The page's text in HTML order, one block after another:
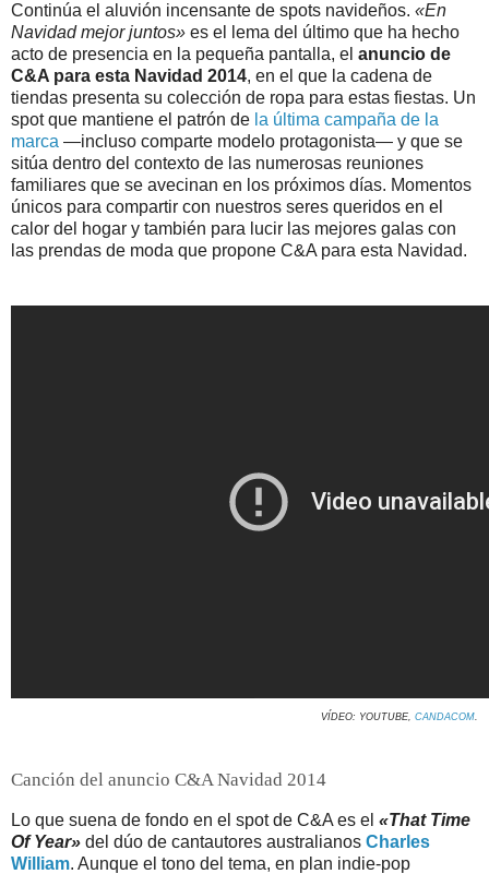
Continúa el aluvión incensante de spots navideños. «En
Navidad mejor juntos» es el lema del último que ha hecho
acto de presencia en la pequeña pantalla, el anuncio de
C&A para esta Navidad 2014, en el que la cadena de
tiendas presenta su colección de ropa para estas fiestas. Un
spot que mantiene el patrón de la última campaña de la
marca —incluso comparte modelo protagonista— y que se
sitúa dentro del contexto de las numerosas reuniones
familiares que se avecinan en los próximos días. Momentos
únicos para compartir con nuestros seres queridos en el
calor del hogar y también para lucir las mejores galas con
las prendas de moda que propone C&A para esta Navidad.
VÍDEO: YOUTUBE, CANDACOM
Canción del anuncio C&A Navidad 2014
Lo que suena de fondo en el spot de C&A es el «That Time
Of Year» del dúo de cantautores australianos Charles
William. Aunque el tono del tema, en plan indie-pop